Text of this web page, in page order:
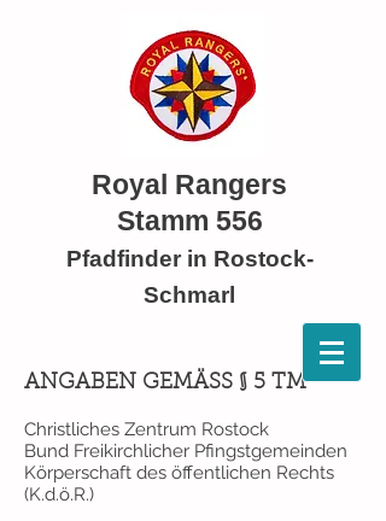
Royal Rangers
Stamm 556
Pfadfinder in Rostock-
Schmarl
ANGABEN GEMÄSS § 5 TM
Christliches Zentrum Rostock
Bund Freikirchlicher Pfingstgemeinden
Körperschaft des öffentlichen Rechts
(K.d.ö.R.)